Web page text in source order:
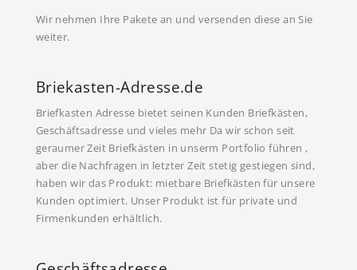
Wir nehmen Ihre Pakete an und versenden diese an Sie
weiter.
Briekasten-Adresse.de
Briefkasten Adresse bietet seinen Kunden Briefkästen,
Geschäftsadresse und vieles mehr Da wir schon seit
geraumer Zeit Briefkästen in unserm Portfolio führen ,
aber die Nachfragen in letzter Zeit stetig gestiegen sind,
haben wir das Produkt: mietbare Briefkästen für unsere
Kunden optimiert. Unser Produkt ist für private und
Firmenkunden erhältlich.